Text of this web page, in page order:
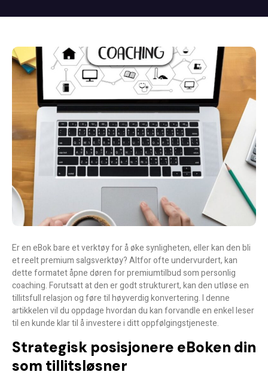
Er en eBok bare et verktøy for å øke synligheten, eller kan den bli
et reelt premium salgsverktøy? Altfor ofte undervurdert, kan
dette formatet åpne døren for premiumtilbud som personlig
coaching. Forutsatt at den er godt strukturert, kan den utløse en
tillitsfull relasjon og føre til høyverdig konvertering. I denne
artikkelen vil du oppdage hvordan du kan forvandle en enkel leser
til en kunde klar til å investere i ditt oppfølgingstjeneste.
Strategisk posisjonere eBoken din
som tillitsløsner